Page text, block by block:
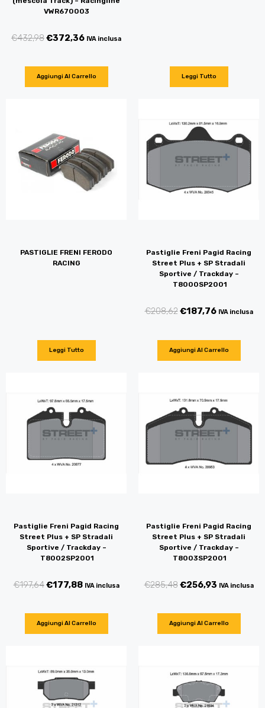
VWR670003
€432,98€372,36 IVA inclusa
Aggiungi Al Carrello Leggi Tutto
PASTIGLIE FRENI FERODO
RACING
Leggi Tutto
Pastiglie Freni Pagid Racing
Street Plus + SP Stradali
Sportive / Trackday –
T8000SP2001
€208,62€187,76 IVA inclusa
Aggiungi Al Carrello
Pastiglie Freni Pagid Racing
Street Plus + SP Stradali
Sportive / Trackday –
T8002SP2001
€197,64€177,88 IVA inclusa
Aggiungi Al Carrello
Pastiglie Freni Pagid Racing
Street Plus + SP Stradali
Sportive / Trackday –
T8003SP2001
€285,48€256,93 IVA inclusa
Aggiungi Al Carrello